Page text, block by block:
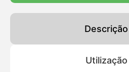
Descrição
Utilização